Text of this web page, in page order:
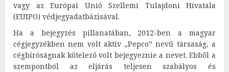
vagy az Európai Unió Szellemi Tulajdoni Hivatala
(EUIPO) védjegyadatbázisával.
Ha a bejegyzés pillanatában, 2012-ben a magyar
cégjegyzékben nem volt aktív „Pepco” nevű társaság, a
cégbíróságnak kötelező volt bejegyeznie a nevet. Ebből a
szempontból az eljárás teljesen szabályos és